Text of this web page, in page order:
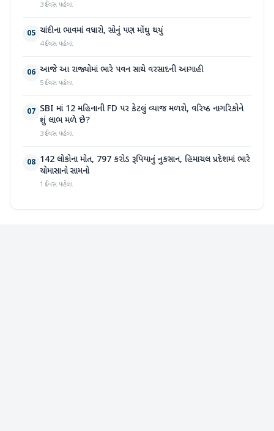
3 દિવસ પહેલા
05 ચાંદીના ભાવમાં વધારો, સોનું પણ મોંઘુ થયું
4 દિવસ પહેલા
06 આજે આ રાજ્યોમાં ભારે પવન સાથે વરસાદની આગાહી
5 દિવસ પહેલા
07 SBI માં 12 મહિનાની FD પર કેટલું વ્યાજ મળશે, વરિષ્ઠ નાગરિકોને
શું લાભ મળે છે?
3 દિવસ પહેલા
08 142 લોકોના મોત, 797 કરોડ રૂપિયાનું નુકસાન, હિમાચલ પ્રદેશમાં ભારે
ચોમાસાનો સામનો
1 દિવસ પહેલા